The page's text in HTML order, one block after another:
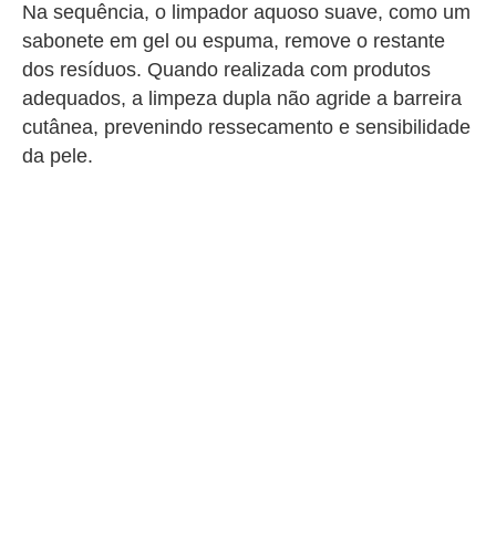
Na sequência, o limpador aquoso suave, como um
sabonete em gel ou espuma, remove o restante
dos resíduos. Quando realizada com produtos
adequados, a limpeza dupla não agride a barreira
cutânea, prevenindo ressecamento e sensibilidade
da pele.